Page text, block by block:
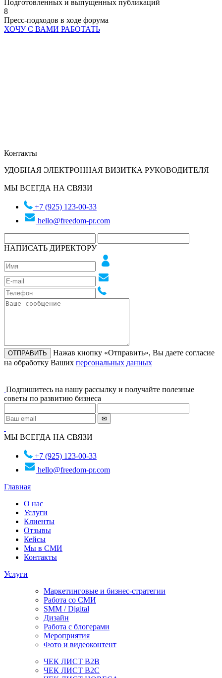
Подготовленных и выпущенных публикаций
8
Пресс-подходов в ходе форума
ХОЧУ С ВАМИ РАБОТАТЬ
Контакты
УДОБНАЯ ЭЛЕКТРОННАЯ ВИЗИТКА РУКОВОДИТЕЛЯ
МЫ ВСЕГДА НА СВЯЗИ
+7 (925) 123-00-33
hello@freedom-pr.com
НАПИСАТЬ ДИРЕКТОРУ
Нажав кнопку «Отправить», Вы даете согласие
на обработку Ваших персональных данных
Подпишитесь на нашу рассылку и получайте полезные
советы по развитию бизнеса
МЫ ВСЕГДА НА СВЯЗИ
+7 (925) 123-00-33
hello@freedom-pr.com
Главная
О нас
Услуги
Клиенты
Отзывы
Кейсы
Мы в СМИ
Контакты
Услуги
Маркетинговые и бизнес-стратегии
Работа со СМИ
SMM / Digital
Дизайн
Работа с блогерами
Мероприятия
Фото и видеоконтент
ЧЕК ЛИСТ B2B
ЧЕК ЛИСТ B2C